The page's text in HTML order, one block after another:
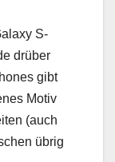
S-
drüber
gibt
Motiv
(auch
übrig